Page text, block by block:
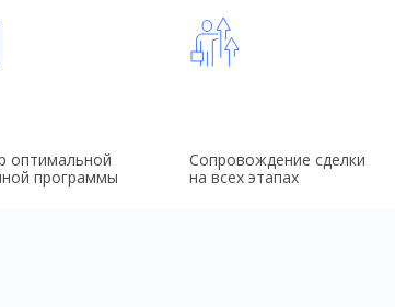
оптимальной
программы
Сопровождение сделки
на всех этапах